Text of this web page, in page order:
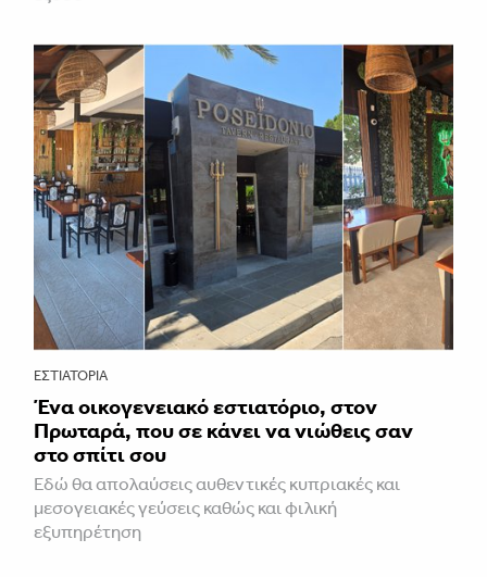
ΕΣΤΙΑΤΌΡΙΑ
Ένα οικογενειακό εστιατόριο, στον
Πρωταρά, που σε κάνει να νιώθεις σαν
στο σπίτι σου
Εδώ θα απολαύσεις αυθεντικές κυπριακές και
μεσογειακές γεύσεις καθώς και φιλική
εξυπηρέτηση